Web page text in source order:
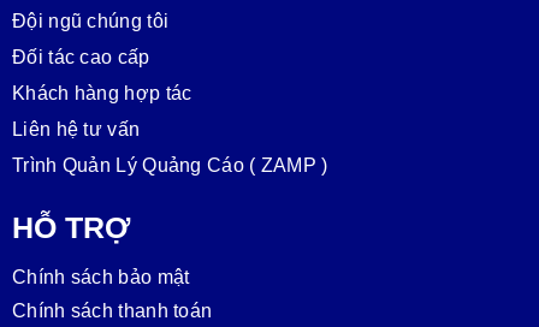
Đội ngũ chúng tôi
Đối tác cao cấp
Khách hàng hợp tác
Liên hệ tư vấn
Trình Quản Lý Quảng Cáo ( ZAMP )
HỖ TRỢ
Chính sách bảo mật
Chính sách thanh toán